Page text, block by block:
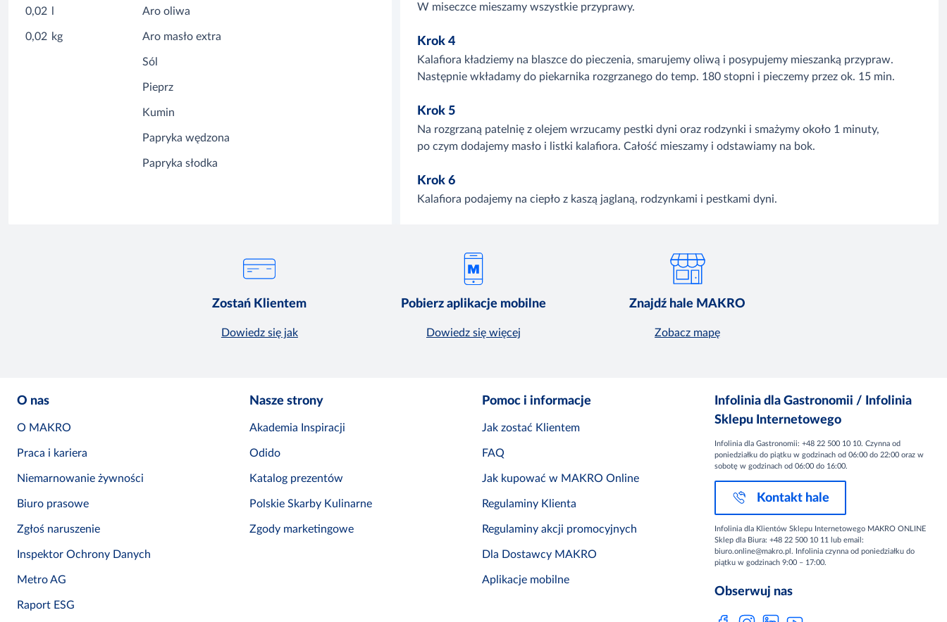
0,02 Aro oliwa
0,02 kg Aro masło extra
Sól
Pieprz
Kumin
Papryka wędzona
Papryka słodka
W miseczce mieszamy wszystkie przyprawy.
Krok 4
Kalafiora kładziemy na blaszce do pieczenia, smarujemy oliwą i posypujemy mieszanką przypraw.
Następnie wkładamy do piekarnika rozgrzanego do temp. 180 stopni i pieczemy przez ok. 15 min.
Krok 5
Na rozgrzaną patelnię z olejem wrzucamy pestki dyni oraz rodzynki i smażymy około 1 minuty,
po czym dodajemy masło i listki kalafiora. Całość mieszamy i odstawiamy na bok.
Krok 6
Kalafiora podajemy na ciepło z kaszą jaglaną, rodzynkami i pestkami dyni.
Zostań Klientem
Dowiedz się jak
Pobierz aplikacje mobilne
Dowiedz się więcej
Znajdź hale MAKRO
Zobacz mapę
O nas
O MAKRO
Praca i kariera
Niemarnowanie żywności
Biuro prasowe
Zgłoś naruszenie
Inspektor Ochrony Danych
Metro AG
Raport ESG
Nasze strony
Akademia Inspiracji
Odido
Katalog prezentów
Polskie Skarby Kulinarne
Zgody marketingowe
Pomoc i informacje
Jak zostać Klientem
FAQ
Jak kupować w MAKRO Online
Regulaminy Klienta
Regulaminy akcji promocyjnych
Dla Dostawcy MAKRO
Aplikacje mobilne
Infolinia dla Gastronomii / Infolinia
Sklepu Internetowego
Infolinia dla Gastronomii: +48 22 500 10 10. Czynna od
poniedziałku do piątku w godzinach od 06:00 do 22:00 oraz w
sobotę w godzinach od 06:00 do 16:00.
Kontakt hale
Infolinia dla Klientów Sklepu Internetowego MAKRO ONLINE
Sklep dla Biura: +48 22 500 10 11 lub email:
biuro.online@makro.pl. Infolinia czynna od poniedziałku do
piątku w godzinach 9:00 – 17:00.
Obserwuj nas